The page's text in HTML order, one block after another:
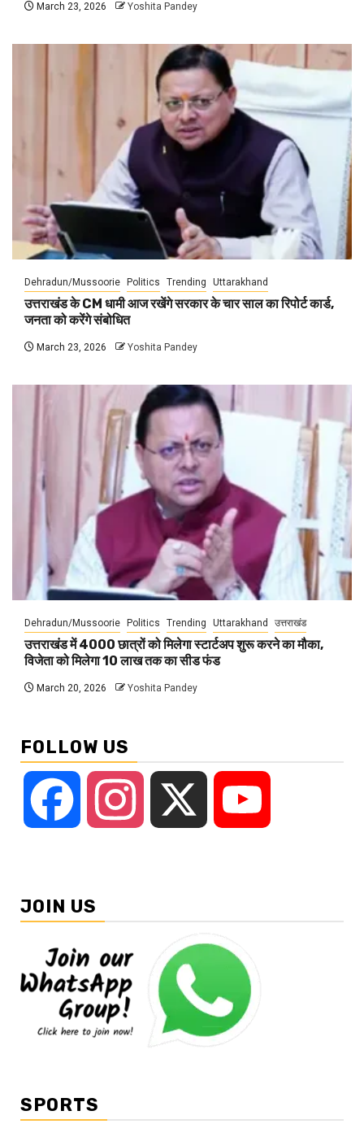
March 23, 2026 Yoshita Pandey
Dehradun/Mussoorie Politics Trending Uttarakhand
उत्तराखंड के CM धामी आज रखेंगे सरकार के चार साल का रिपोर्ट कार्ड,
जनता को करेंगे संबोधित
March 23, 2026 Yoshita Pandey
Dehradun/Mussoorie Politics Trending Uttarakhand उत्तराखंड
उत्तराखंड में 4000 छात्रों को मिलेगा स्टार्टअप शुरू करने का मौका,
विजेता को मिलेगा 10 लाख तक का सीड फंड
March 20, 2026 Yoshita Pandey
FOLLOW US
Facebook Instagram
JOIN US
SPORTS